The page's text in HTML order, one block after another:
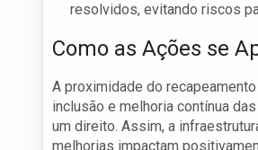
resolvidos, evitando riscos
Como as Ações se
A proximidade do
inclusão e melhoria contínua
um direito. Assim, a
melhorias impactam